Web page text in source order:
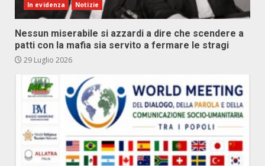
In evidenza Notizie
Nessun miserabile si azzardi a dire che scendere a
patti con la mafia sia servito a fermare le stragi
29 Luglio 2026